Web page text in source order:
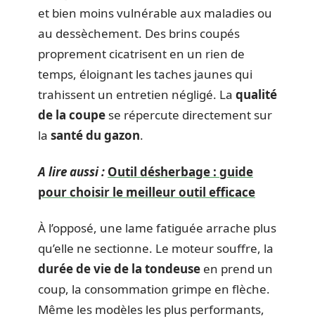
et bien moins vulnérable aux maladies ou
au dessèchement. Des brins coupés
proprement cicatrisent en un rien de
temps, éloignant les taches jaunes qui
trahissent un entretien négligé. La qualité
de la coupe se répercute directement sur
la santé du gazon.
A lire aussi : Outil désherbage : guide
pour choisir le meilleur outil efficace
À l’opposé, une lame fatiguée arrache plus
qu’elle ne sectionne. Le moteur souffre, la
durée de vie de la tondeuse en prend un
coup, la consommation grimpe en flèche.
Même les modèles les plus performants,